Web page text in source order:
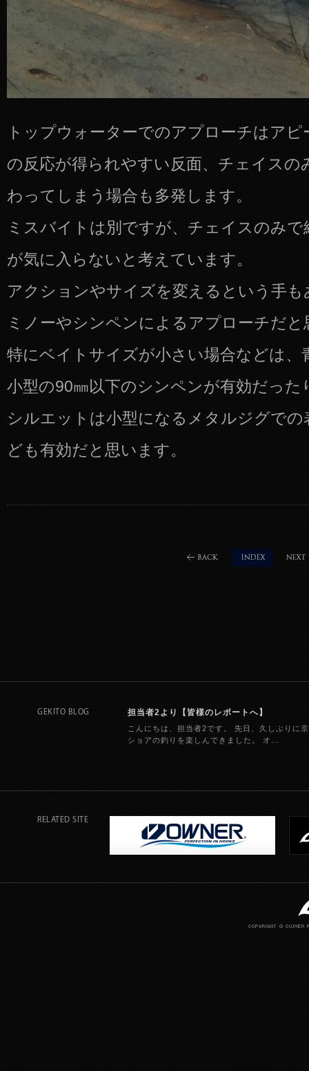
トップウォーターでのアプローチはア
の反応が得られやすい反面、チェイス
わってしまう場合も多発します。
ミスバイトは別ですが、チェイスのみ
が気に入らないと考えています。
アクションやサイズを変えるという手
ミノーやシンペンによるアプローチだと
特にベイトサイズが小さい場合などは、
小型の90㎜以下のシンペンが有効だった
シルエットは小型になるメタルジグで
ども有効だと思います。
GEKITO BLOG 担当者2より【皆様のレポートへ】
こんにちは、担当者2です。 先日、久しぶりに
ショアの釣りを楽しんできました。 オ...
RELATED SITE